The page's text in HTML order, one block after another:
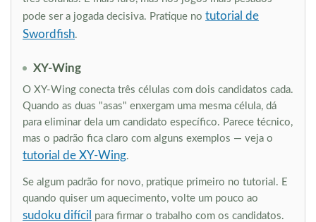
pode ser a jogada decisiva. Pratique no tutorial de
Swordfish.
XY-Wing
O XY-Wing conecta três células com dois candidatos cada.
Quando as duas "asas" enxergam uma mesma célula, dá
para eliminar dela um candidato específico. Parece técnico,
mas o padrão fica claro com alguns exemplos — veja o
tutorial de XY-Wing.
Se algum padrão for novo, pratique primeiro no tutorial. E
quando quiser um aquecimento, volte um pouco ao
sudoku difícil para firmar o trabalho com os candidatos.